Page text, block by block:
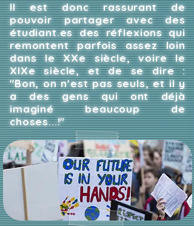
Il est donc rassurant de
pouvoir partager avec des
étudiant.es des réflexions qui
remontent parfois assez loin
dans le XXe siècle, voire le
XIXe siècle, et de se dire :
"Bon, on n'est pas seuls, et il y
a des gens qui ont déjà
imaginé beaucoup de
choses...!"